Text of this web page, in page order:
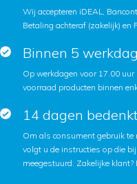
Wij accepteren iDEAL,
Betaling achteraf (zakelijk) en
Binnen 5
Op werkdagen voor 17.00
voorraad producten binnen
14 dagen
Om als consument gebruik te
volgt u de instructies op die
meegestuurd. Zakelijke klant?